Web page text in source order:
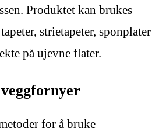
Produktet kan brukes
strietapeter, sponplater
på ujevne flater.
for å bruke